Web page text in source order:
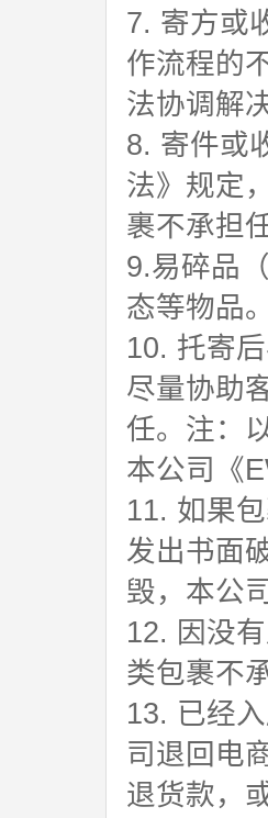
7. 寄方或
作流程的
法协调解
8. 寄件或
法》规定
裹不承担
9.易碎品
态等物品
10. 托寄
尽量协助
任。注：
本公司《
11. 如果
发出书面
毁，本公
12. 因没
类包裹不
13. 已经
司退回电
退货款，